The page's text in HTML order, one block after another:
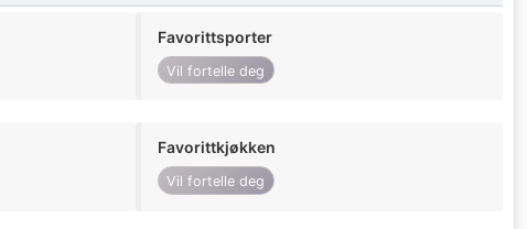
Favorittsporter
Vil fortelle deg
Favorittkjøkken
Vil fortelle deg